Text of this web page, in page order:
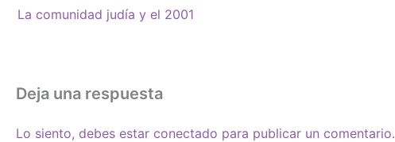
La comunidad judía y el 2001
Deja una respuesta
Lo siento, debes estar conectado para publicar un comentario.